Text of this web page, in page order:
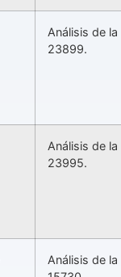
Análisis de
23899.
Análisis de
23995.
Análisis de